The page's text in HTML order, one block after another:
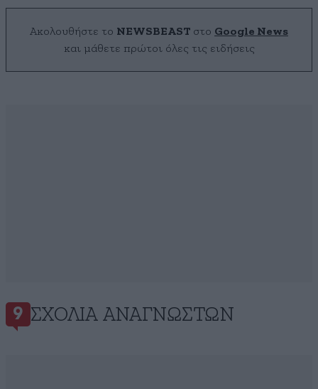
Ακολουθήστε το NEWSBEAST στο Google News
και μάθετε πρώτοι όλες τις ειδήσεις
9 ΣΧΌΛΙΑ ΑΝΑΓΝΩΣΤΏΝ